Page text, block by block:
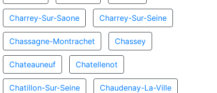
Charrey-Sur-Saone Charrey-Sur-Seine
Chassagne-Montrachet Chassey
Chateauneuf Chatellenot
Chatillon-Sur-Seine Chaudenay-La-Ville